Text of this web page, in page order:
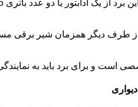
دیگر همزمان شیر برقی
است و برای برد باید به